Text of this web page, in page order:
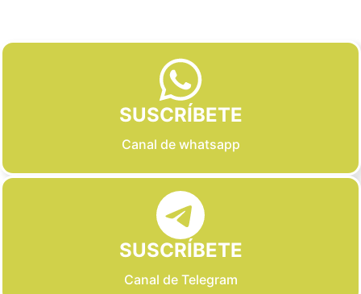
SUSCRÍBETE
Canal de whatsapp
SUSCRÍBETE
Canal de Telegram